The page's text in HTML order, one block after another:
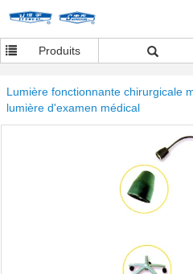
Produits
Lumière fonctionnante chirurgicale
lumière d'examen médical